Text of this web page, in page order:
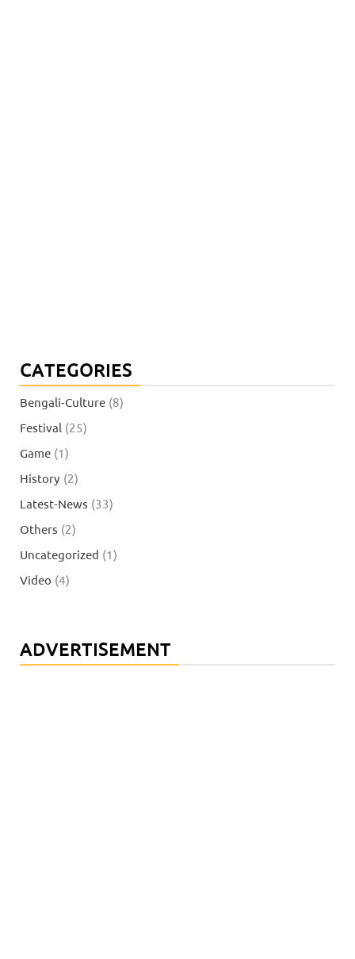
CATEGORIES
Bengali-Culture (8)
Festival (25)
Game (1)
History (2)
Latest-News (33)
Others (2)
Uncategorized (1)
Video (4)
ADVERTISEMENT